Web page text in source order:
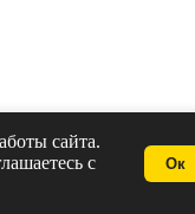
сайта.
с
Ок